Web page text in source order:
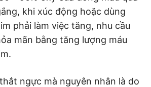
khi xúc động hoặc dùng
phải làm việc tăng, nhu cầu
mãn bằng tăng lượng máu
ngực mà nguyên nhân là do